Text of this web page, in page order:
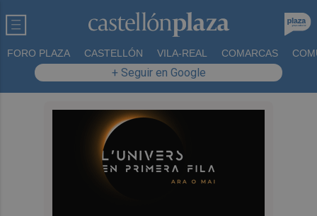
FORO PLAZA CASTELLÓN VILA-REAL COMARCAS
+ Seguir en Google